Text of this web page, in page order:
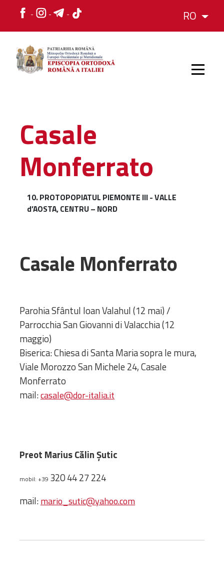
RO
ISTORIC
ORGANIZAREA
Mănăstiri,
Diaconii
Centre și
Asociații
Parohii
RESURSE
Apostolia Italia
Bibliotecă
Opinii ortodoxe
Din viața „familiei”
diecezei
Casale
Monferrato
10. PROTOPOPIATUL PIEMONTE III - VALLE
d’AOSTA, CENTRU – NORD
Casale Monferrato
Parohia Sfântul Ioan Valahul (12 mai) /
Parrocchia San Giovanni di Valacchia (12
maggio)
Biserica: Chiesa di Santa Maria sopra le mura,
Viale Morozzo San Michele 24, Casale
Monferrato
mail:casale@dor-italia.it
Preot Marius Călin Șutic
mobil: +39 320 44 27 224
mail:mario_sutic@yahoo.com